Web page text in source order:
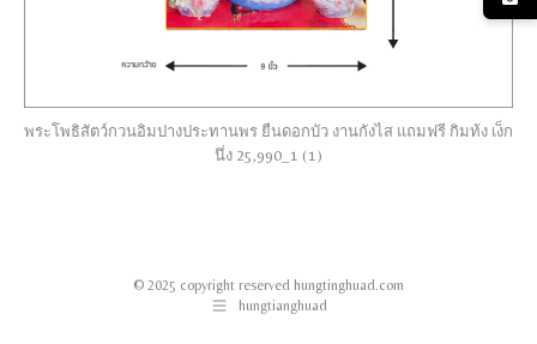
พระโพธิสัตว์กวนอิมปางประทานพร ยืนดอกบัว งานกังไส แถมฟรี กิมท้ง เง็ก
นึ่ง 25,990_1 (1)
© 2025 copyright reserved hungtinghuad.com
hungtianghuad